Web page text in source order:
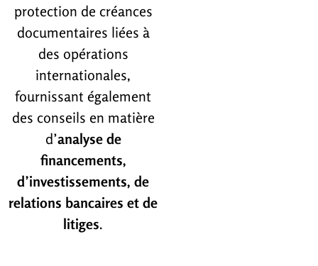
protection de créances
documentaires liées à
des opérations
internationales,
fournissant également
des conseils en matière
d’analyse de
financements,
d’investissements, de
relations bancaires et de
litiges.